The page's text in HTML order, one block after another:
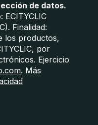
de datos.
ECITYCLIC
Finalidad:
los productos,
por
Ejercicio
. Más